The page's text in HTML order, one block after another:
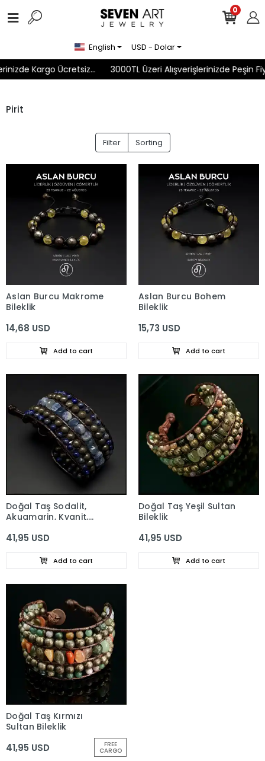
Kargo Ücretsiz... 3000TL Üzeri Alışverişlerinizde Peşin
0
English USD - Dolar
Pirit
Filter Sorting
Aslan Burcu Makrome
Bileklik
14,68 USD
Add to cart
Aslan Burcu Bohem
Bileklik
15,73 USD
Add to cart
Doğal Taş Sodalit,
Akuamarin, Kyanit,
Taşları Sultan Bileklik
41,95 USD
Add to cart
Doğal Taş Yeşil Sultan
Bileklik
41,95 USD
Add to cart
Doğal Taş Kırmızı
Sultan Bileklik
41,95 USD FREE
CARGO